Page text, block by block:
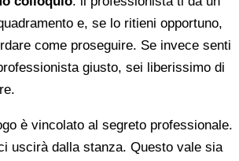
e, se lo ritieni opportuno,
come proseguire. Se invece senti
giusto, sei liberissimo di
è vincolato al segreto professionale.
uscirà dalla stanza. Questo vale sia